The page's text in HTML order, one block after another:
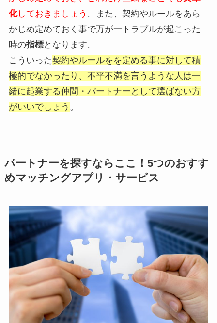
化しておきましょう 。また、契約やルールをあら
かじめ定めておく事で万が一トラブルが起こった
時の指標となります。
こういった契約やルールをを定める事に対して積
極的でなかったり、不平不満を言うような人は一
緒に起業する仲間・パートナーとして選ばない方
がいいでしょう 。
パートナーを探すならここ！5つのおすす
めマッチングアプリ・サービス